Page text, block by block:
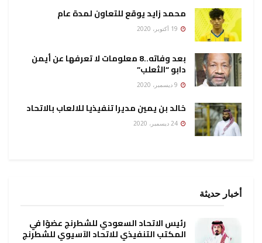
محمد زايد يوقع للتعاون لمدة عام
بعد وفاته..8 معلومات لا تعرفها عن أيمن
دابو “الثعلب”
خالد بن يمين مديرا تنفيذيا للالعاب بالاتحاد
أخبار حديثة
رئيس الاتحاد السعودي للشطرنج عضوًا في
المكتب التنفيذي للاتحاد الآسيوي للشطرنج